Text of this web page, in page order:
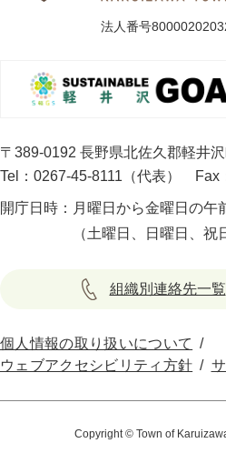
法人番号
〒389-0192 長野県北佐久郡軽井
Tel：0267-45-8111（代表）
Fax
開庁日時： 月曜日から金曜日の午
（土曜日、日曜日、祝
組織別連絡先一覧
個人情報の取り扱いについて
ウェブアクセシビリティ方針
Copyright © Town of